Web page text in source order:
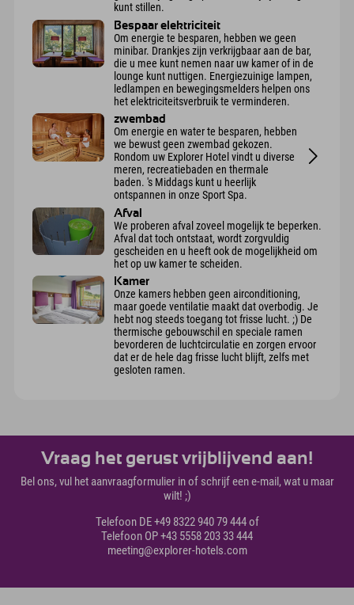
kunt stillen.
Bespaar elektriciteit
Om energie te besparen, hebben we geen
minibar. Drankjes zijn verkrijgbaar aan de bar,
die u mee kunt nemen naar uw kamer of in de
lounge kunt nuttigen. Energiezuinige lampen,
ledlampen en bewegingsmelders helpen ons
het elektriciteitsverbruik te verminderen.
zwembad
Om energie en water te besparen, hebben
we bewust geen zwembad gekozen.
Rondom uw Explorer Hotel vindt u diverse
meren, recreatiebaden en thermale
baden. 's Middags kunt u heerlijk
ontspannen in onze Sport Spa.
Afval
We proberen afval zoveel mogelijk te beperken.
Afval dat toch ontstaat, wordt zorgvuldig
gescheiden en u heeft ook de mogelijkheid om
het op uw kamer te scheiden.
Kamer
Onze kamers hebben geen airconditioning,
maar goede ventilatie maakt dat overbodig. Je
hebt nog steeds toegang tot frisse lucht. ;) De
thermische gebouwschil en speciale ramen
bevorderen de luchtcirculatie en zorgen ervoor
dat er de hele dag frisse lucht blijft, zelfs met
gesloten ramen.
Vraag het gerust vrijblijvend aan!
Bel ons, vul het aanvraagformulier in of schrijf een e-mail, wat u maar
wilt! ;)
Telefoon DE +49 8322 940 79 444 of
Telefoon OP +43 5558 203 33 444
meeting@explorer-hotels.com